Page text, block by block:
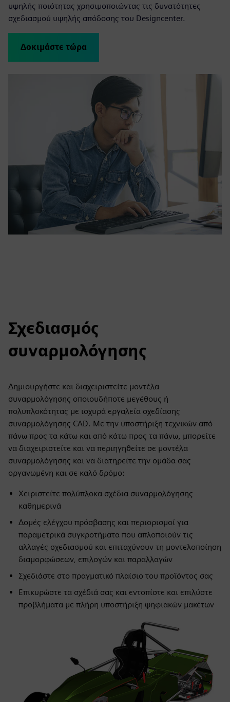
υψηλής ποιότητας χρησιμοποιώντας τις δυνατότητες
σχεδιασμού υψηλής απόδοσης του Designcenter.
Δοκιμάστε τώρα
Σχεδιασμός
συναρμολόγησης
Δημιουργήστε και διαχειριστείτε μοντέλα
συναρμολόγησης οποιουδήποτε μεγέθους ή
πολυπλοκότητας με ισχυρά εργαλεία σχεδίασης
συναρμολόγησης CAD. Με την υποστήριξη τεχνικών από
πάνω προς τα κάτω και από κάτω προς τα πάνω, μπορείτε
να διαχειριστείτε και να περιηγηθείτε σε μοντέλα
συναρμολόγησης και να διατηρείτε την ομάδα σας
οργανωμένη και σε καλό δρόμο:
Χειριστείτε πολύπλοκα σχέδια συναρμολόγησης
καθημερινά
Δομές ελέγχου πρόσβασης και περιορισμοί για
παραμετρικά συγκροτήματα που απλοποιούν τις
αλλαγές σχεδιασμού και επιταχύνουν τη μοντελοποίηση
διαμορφώσεων, επιλογών και παραλλαγών
Σχεδιάστε στο πραγματικό πλαίσιο του προϊόντος σας
Επικυρώστε τα σχέδιά σας και εντοπίστε και επιλύστε
προβλήματα με πλήρη υποστήριξη ψηφιακών μακέτων